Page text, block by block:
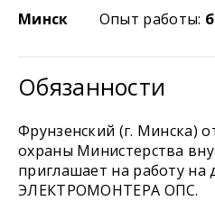
Минск Опыт работы:
Обязанности
Фрунзенский (г. Минска)
охраны Министерства
приглашает на работу на
ЭЛЕКТРОМОНТЕРА ОПС.